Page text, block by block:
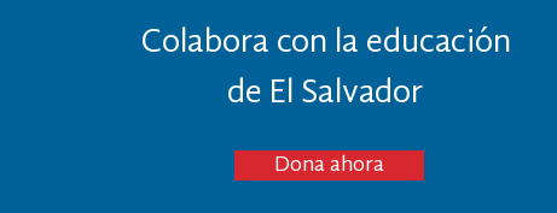
Colabora con la educación
de El Salvador
Dona ahora